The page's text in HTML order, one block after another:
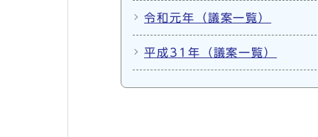
令和元年（議案一覧）
平成31年（議案一覧）